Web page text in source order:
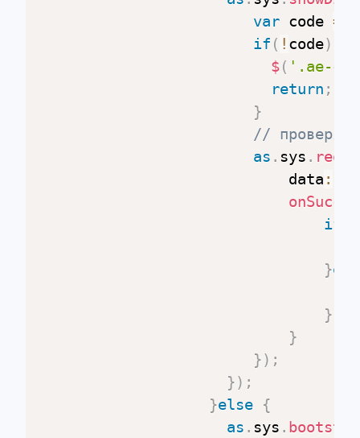
var code =
if ( ! code)
$( '.ae-
return ;
}
//
as . sys .
   		         			data
:
if
}
}
}
}) ;
}) ;
}else {
as . sys .